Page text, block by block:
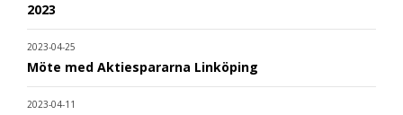
2023
2023-04-25
Möte med Aktiespararna Linköping
2023-04-11